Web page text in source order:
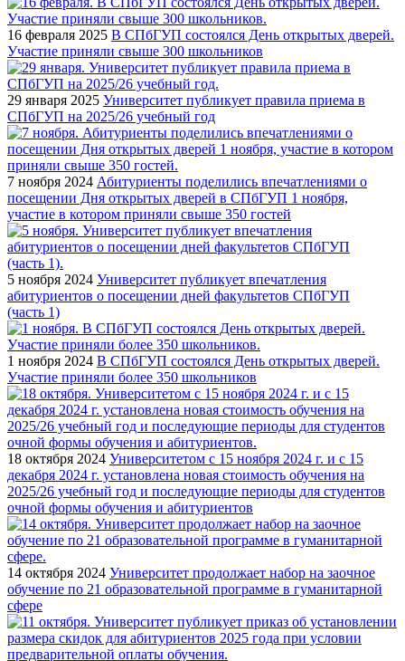
16 февраля 2025 В СПбГУП состоялся День открытых дверей.
Участие приняли свыше 300 школьников
29 января 2025 Университет публикует правила приема в
СПбГУП на 2025/26 учебный год
7 ноября 2024 Абитуриенты поделились впечатлениями о
посещении Дня открытых дверей в СПбГУП 1 ноября,
участие в котором приняли свыше 350 гостей
5 ноября 2024 Университет публикует впечатления
абитуриентов о посещении дней факультетов СПбГУП
(часть 1)
1 ноября 2024 В СПбГУП состоялся День открытых дверей.
Участие приняли более 350 школьников
18 октября 2024 Университетом с 15 ноября 2024 г. и с 15
декабря 2024 г. установлена новая стоимость обучения на
2025/26 учебный год и последующие периоды для студентов
очной формы обучения и абитуриентов
14 октября 2024 Университет продолжает набор на заочное
обучение по 21 образовательной программе в гуманитарной
сфере